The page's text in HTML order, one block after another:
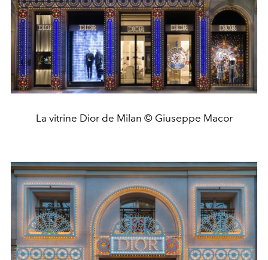
La vitrine Dior de Milan © Giuseppe Macor